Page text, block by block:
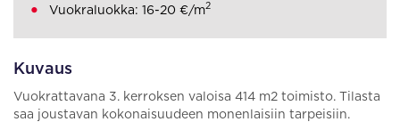
Kuvaus
Vuokrattavana 3. kerroksen valoisa 414 m2 toimisto. Tilasta
saa joustavan kokonaisuudeen monenlaisiin tarpeisiin.
Vuokraluokka: 16-20 €/m2